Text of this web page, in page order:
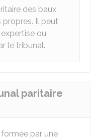
des baux
propres. Il peut
ou
le tribunal.
paritaire
par une